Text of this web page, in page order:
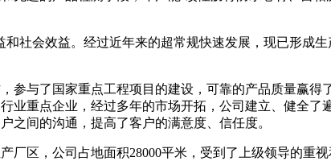
和社会效益。经过近年来的超常规快速发展，现已形成
参与了国家重点工程项目的建设，可靠的产品质量赢
业重点企业，经过多年的市场开拓，公司建立、健全
之间的沟通，提高了客户的满意度、信任度。
厂区，公司占地面积28000平米，受到了上级领导的